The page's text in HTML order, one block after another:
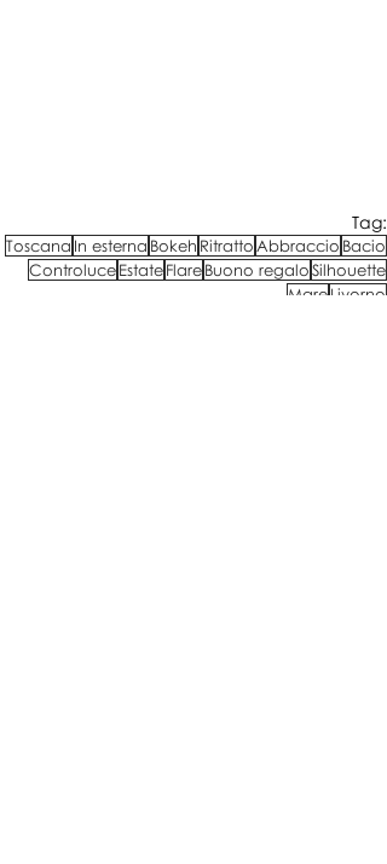
Tag:
Toscana In esterna Bokeh RitrattoAbbraccio Bacio
ControluceEstateFlareBuono regaloSilhouette
MareLivorno